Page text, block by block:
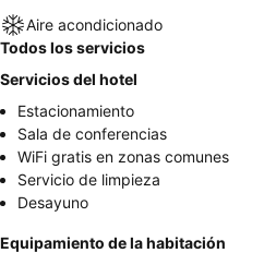
Aire acondicionado
Todos los servicios
Servicios del hotel
Estacionamiento
Sala de conferencias
WiFi gratis en zonas comunes
Servicio de limpieza
Desayuno
Equipamiento de la habitación